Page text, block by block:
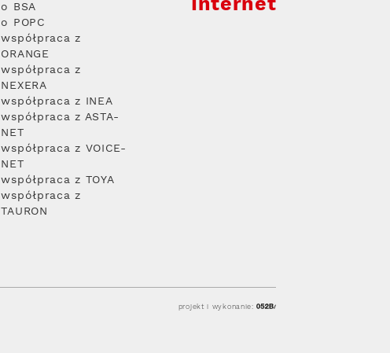
o BSA
o POPC
współpraca z
ORANGE
współpraca z
NEXERA
współpraca z INEA
współpraca z ASTA-
NET
współpraca z VOICE-
NET
współpraca z TOYA
współpraca z
TAURON
projekt i wykonanie: